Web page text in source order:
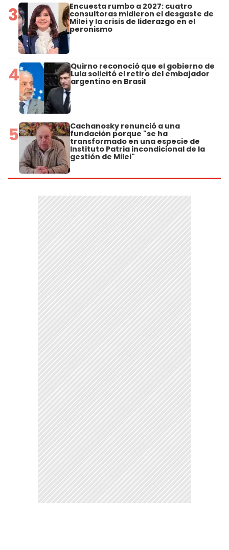
3 Encuesta rumbo a 2027: cuatro
consultoras midieron el desgaste de
Milei y la crisis de liderazgo en el
peronismo
4 Quirno reconoció que el gobierno de
Lula solicitó el retiro del embajador
argentino en Brasil
5 Cachanosky renunció a una
fundación porque "se ha
transformado en una especie de
Instituto Patria incondicional de la
gestión de Milei"